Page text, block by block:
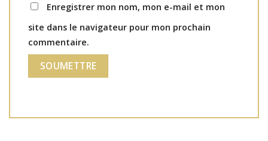
Enregistrer mon nom, mon e-mail et mon
site dans le navigateur pour mon prochain
commentaire.